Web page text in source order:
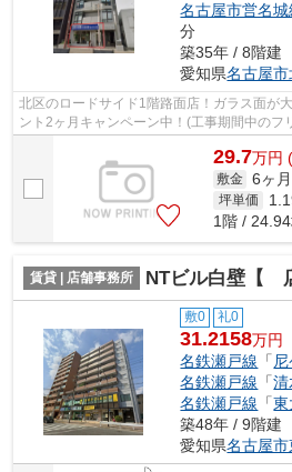
名古屋市営名城
分
築35年 / 8階建
愛知県名古屋
北区のロードサイド1階路面店！ガラス面が
ント2ヶ月キャンペーン中！(工事期間中のフ
29.7万円
敷金 6ヶ月
坪単価
1階 /
賃貸 | 店舗事務所 NTビル白壁【 店
敷0 礼0
31.2158万円
名鉄瀬戸線 「
名鉄瀬戸線 「清
名鉄瀬戸線 「東
築48年 / 9階建
愛知県名古屋